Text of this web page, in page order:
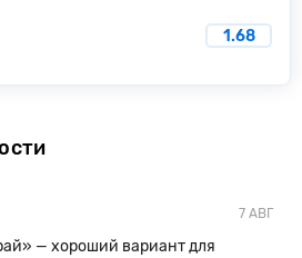
1.68
7 АВГ
— хороший вариант для